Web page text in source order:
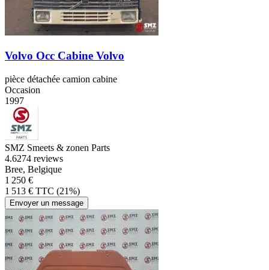
Volvo Occ Cabine Volvo
pièce détachée camion cabine
Occasion
1997
SMZ Smeets & zonen Parts
4.6274 reviews
Bree, Belgique
1 250 €
1 513 € TTC (21%)
Envoyer un message